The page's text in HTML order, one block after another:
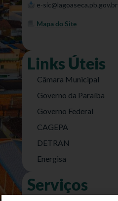
e-sic@lagoaseca.pb.gov.br
Mapa do Site
Links Úteis
Câmara Municipal
Governo da Paraíba
Governo Federal
CAGEPA
DETRAN
Energisa
Serviços